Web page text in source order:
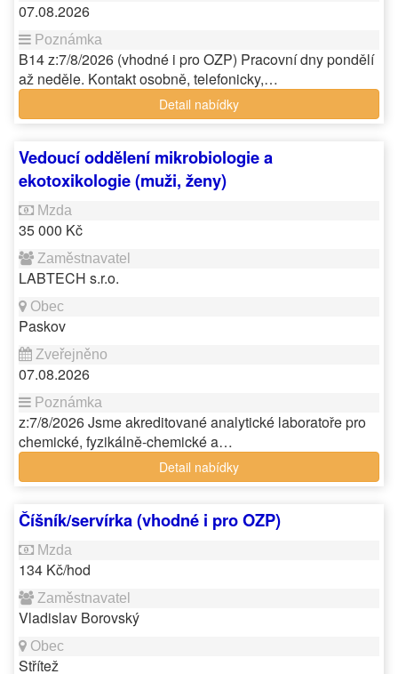
07.08.2026
B14 z:7/8/2026 (vhodné i pro OZP) Pracovní dny pondělí
až neděle. Kontakt osobně, telefonicky,…
Detail nabídky
Vedoucí oddělení mikrobiologie a
ekotoxikologie (muži, ženy)
35 000 Kč
LABTECH s.r.o.
Paskov
07.08.2026
z:7/8/2026 Jsme akreditované analytické laboratoře pro
chemické, fyzikálně-chemické a…
Detail nabídky
Číšník/servírka (vhodné i pro OZP)
134 Kč/hod
Vladislav Borovský
Střítež